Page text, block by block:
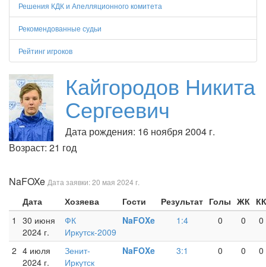
Решения КДК и Апелляционного комитета
Рекомендованные судьи
Рейтинг игроков
Кайгородов Никита
Сергеевич
Дата рождения: 16 ноября 2004 г.
Возраст: 21 год
NaFOXe Дата заявки: 20 мая 2024 г.
Дата Хозяева Гости Результат Голы ЖК КК
1
30 июня
2024 г.
ФК
Иркутск-2009
NaFOXe 1:4 0 0 0
2 4 июля
2024 г.
Зенит-
Иркутск
NaFOXe 3:1 0 0 0